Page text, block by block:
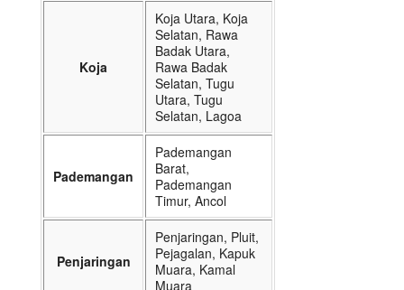
Koja
Koja Utara, Koja
Selatan, Rawa
Badak Utara,
Rawa Badak
Selatan, Tugu
Utara, Tugu
Selatan, Lagoa
Pademangan
Pademangan
Barat,
Pademangan
Timur, Ancol
Penjaringan
Penjaringan, Pluit,
Pejagalan, Kapuk
Muara, Kamal
Muara